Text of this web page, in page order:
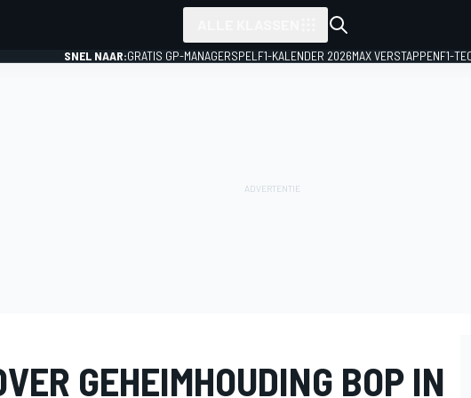
SNEL NAAR:GRATIS GP-MANAGERSPEL F1-KALENDER 2026MAX VERSTAPPENF1-
GEHEIMHOUDING BOP IN